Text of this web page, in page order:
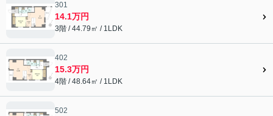
301
14.1万円
3階 / 44.79㎡ / 1LDK
402
15.3万円
4階 / 48.64㎡ / 1LDK
502